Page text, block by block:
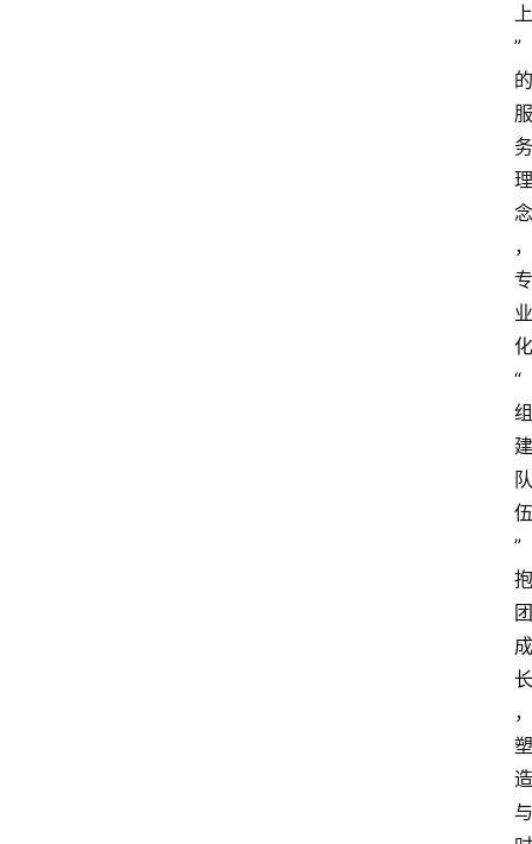
上
”
的
服
务
理
念
，
专
业
化
“
组
建
队
伍
”
抱
团
成
长
，
塑
造
与